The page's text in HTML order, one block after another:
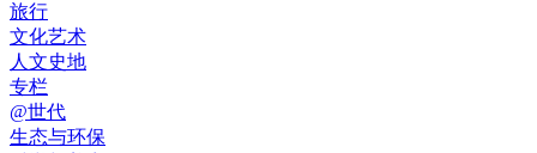
旅行
文化艺术
人文史地
专栏
@世代
生态与环保